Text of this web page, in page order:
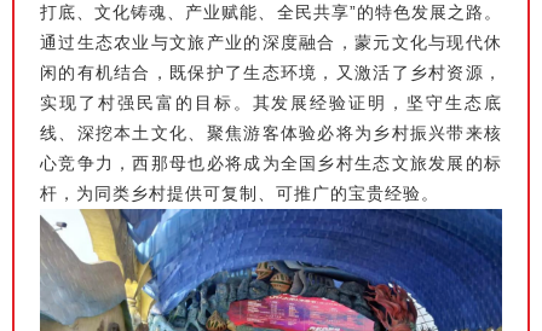
打底、文化铸魂、产业赋能、全民共享”的特色发展之路。
通过生态农业与文旅产业的深度融合，蒙元文化与现代休
闲的有机结合，既保护了生态环境，又激活了乡村资源，
实现了村强民富的目标。其发展经验证明，坚守生态底
线、深挖本土文化、聚焦游客体验必将为乡村振兴带来核
心竞争力，西那母也必将成为全国乡村生态文旅发展的标
杆，为同类乡村提供可复制、可推广的宝贵经验。